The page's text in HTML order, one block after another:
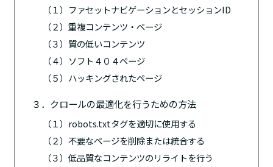
（１）ファセットナビゲーションとセッションID
（２）重複コンテンツ・ページ
（３）質の低いコンテンツ
（４）ソフト４０４ページ
（５）ハッキングされたページ
３．クロールの最適化を行うための方法
（１）robots.txtタグを適切に使用する
（２）不要なページを削除または統合する
（３）低品質なコンテンツのリライトを行う